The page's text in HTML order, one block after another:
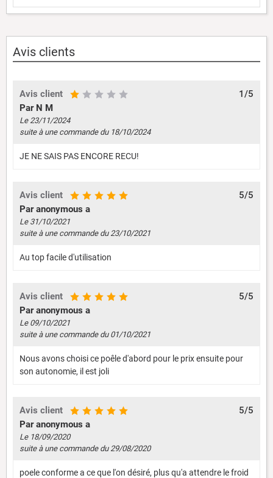
Avis clients
Avis client
1/5
Par N M
Le 23/11/2024
suite à une commande du 18/10/2024
JE NE SAIS PAS ENCORE RECU!
Avis client
5/5
Par anonymous a
Le 31/10/2021
suite à une commande du 23/10/2021
Au top facile d'utilisation
Avis client
5/5
Par anonymous a
Le 09/10/2021
suite à une commande du 01/10/2021
Nous avons choisi ce poêle d'abord pour le prix ensuite pour
son autonomie, il est joli
Avis client
5/5
Par anonymous a
Le 18/09/2020
suite à une commande du 29/08/2020
poele conforme a ce que l'on désiré, plus qu'a attendre le froid